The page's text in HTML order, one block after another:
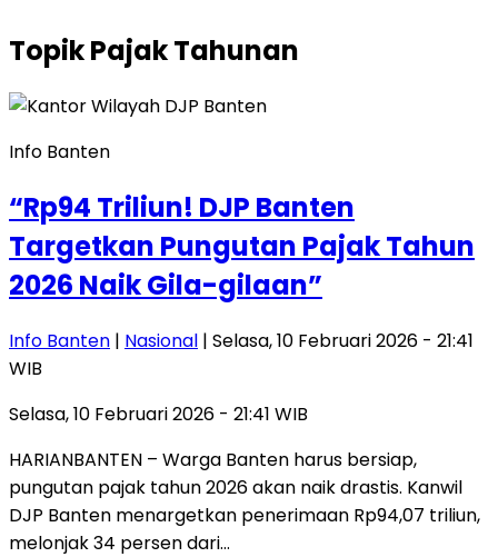
TopikPajak Tahunan
Info Banten
“Rp94 Triliun! DJP Banten
Targetkan Pungutan Pajak Tahun
2026 Naik Gila-gilaan”
Info Banten | Nasional | Selasa, 10 Februari 2026 - 21:41
WIB
Selasa, 10 Februari 2026 - 21:41 WIB
HARIANBANTEN – Warga Banten harus bersiap,
pungutan pajak tahun 2026 akan naik drastis. Kanwil
DJP Banten menargetkan penerimaan Rp94,07 triliun,
melonjak 34 persen dari…